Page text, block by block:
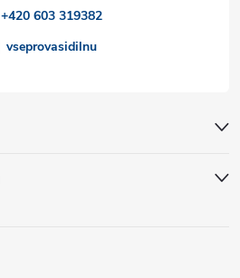
+420 603 319382
vseprovasidilnu